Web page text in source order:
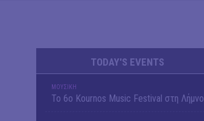
TODAY'S EVENTS
ΜΟΥΣΙΚΗ
Το 6ο Kournos Music Festival στη Λήμνο